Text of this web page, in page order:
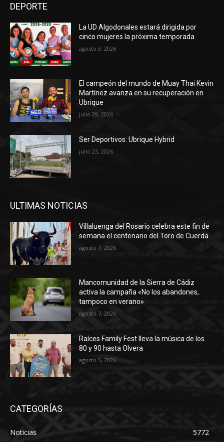
DEPORTE
La UD Algodonales estará dirigida por
cinco mujeres la próxima temporada
agosto 3, 2026
El campeón del mundo de Muay Thai Kevin
Martínez avanza en su recuperación en
Ubrique
julio 29, 2026
Ser Deportivos: Ubrique Hybrid
julio 23, 2026
ULTIMAS NOTICIAS
Villaluenga del Rosario celebra este fin de
semana el centenario del Toro de Cuerda
agosto 7, 2026
Mancomunidad de la Sierra de Cádiz
activa la campaña «No los abandones,
tampoco en verano»
agosto 7, 2026
Raíces Family Fest lleva la música de los
80 y 90 hasta Olvera
agosto 5, 2026
CATEGORÍAS
Noticias
5772